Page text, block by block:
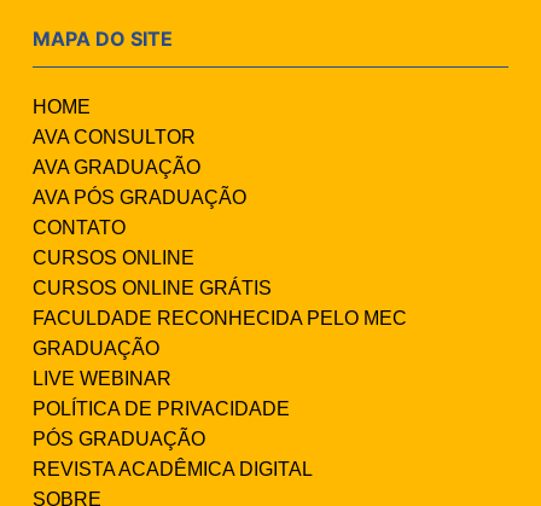
MAPA DO SITE
HOME
AVA CONSULTOR
AVA GRADUAÇÃO
AVA PÓS GRADUAÇÃO
CONTATO
CURSOS ONLINE
CURSOS ONLINE GRÁTIS
FACULDADE RECONHECIDA PELO MEC
GRADUAÇÃO
LIVE WEBINAR
POLÍTICA DE PRIVACIDADE
PÓS GRADUAÇÃO
REVISTA ACADÊMICA DIGITAL
SOBRE